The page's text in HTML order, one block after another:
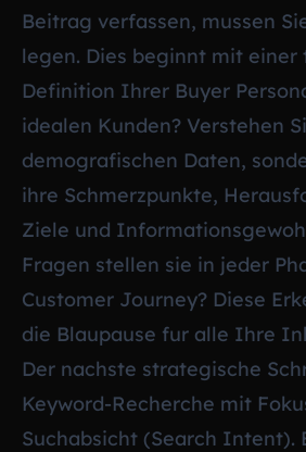
Beitrag verfassen, mussen
legen. Dies beginnt mit
Definition Ihrer Buyer
idealen Kunden? Verstehen
demografischen Daten,
ihre Schmerzpunkte,
Ziele und
Fragen stellen sie in jeder
Customer Journey? Diese
die Blaupause fur alle Ihre
Der nachste strategische
Keyword-Recherche mit
Suchabsicht (Search Intent).